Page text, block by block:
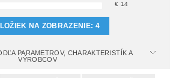
€ 14
NA ZOBRAZENIE: 4
PARAMETROV, CHARAKTERISTÍK A
VÝROBCOV